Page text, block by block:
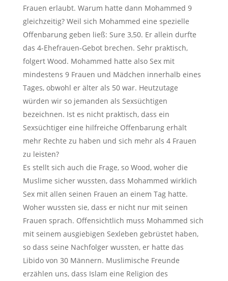
Frauen erlaubt. Warum hatte dann Mohammed 9
gleichzeitig? Weil sich Mohammed eine spezielle
Offenbarung geben ließ: Sure 3,50. Er allein durfte
das 4-Ehefrauen-Gebot brechen. Sehr praktisch,
folgert Wood. Mohammed hatte also Sex mit
mindestens 9 Frauen und Mädchen innerhalb eines
Tages, obwohl er älter als 50 war. Heutzutage
würden wir so jemanden als Sexsüchtigen
bezeichnen. Ist es nicht praktisch, dass ein
Sexsüchtiger eine hilfreiche Offenbarung erhält
mehr Rechte zu haben und sich mehr als 4 Frauen
zu leisten?
Es stellt sich auch die Frage, so Wood, woher die
Muslime sicher wussten, dass Mohammed wirklich
Sex mit allen seinen Frauen an einem Tag hatte.
Woher wussten sie, dass er nicht nur mit seinen
Frauen sprach. Offensichtlich muss Mohammed sich
mit seinem ausgiebigen Sexleben gebrüstet haben,
so dass seine Nachfolger wussten, er hatte das
Libido von 30 Männern. Muslimische Freunde
erzählen uns, dass Islam eine Religion des